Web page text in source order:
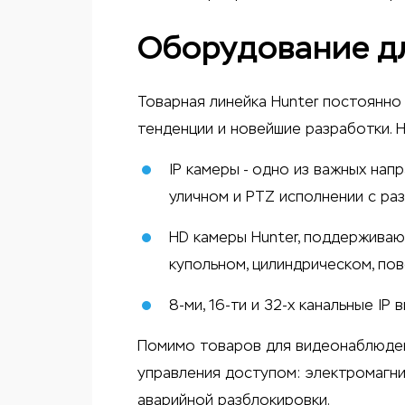
Оборудование
Товарная линейка Hunter
тенденции и новейшие разработки.
IP камеры - одно из важных
уличном и PTZ исполнении с
HD камеры Hunter,
купольном, цилиндрическом,
8-ми, 16-ти и 32-х канальные IP
Помимо товаров для
управления доступом:
аварийной разблокировки.